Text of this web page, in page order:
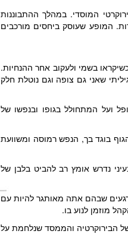
המוסדי. במהלך ההתבוננות
המופע שעוסק ביחסים מורכבים
בשמי ולעקוב אחר ההנחיות.
שאני גם צופה וגם נוטלת חלק
ועל המתחולל בגופו ובנפשו של
בוגד בך, הנפש רמוסה ומשוועת
נדרש אומץ רב להביט בלבן של
שבהם אתה מאותגר להיות עם
מוזמן לנוע בו.
הבירוקרטיה והממסד שנלחמת על